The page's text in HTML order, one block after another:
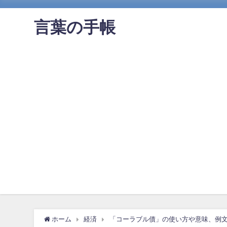
言葉の手帳
ホーム 経済 「コーラブル債」の使い方や意味、例